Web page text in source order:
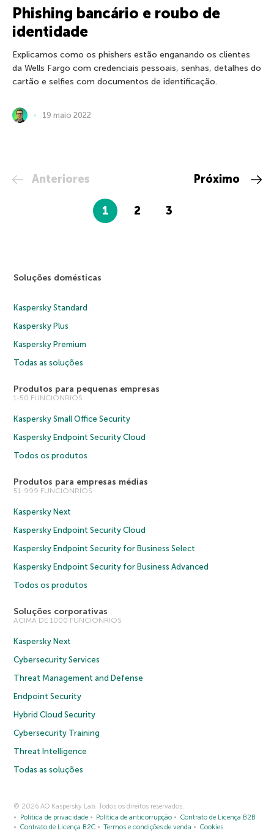
Phishing bancário e roubo de
identidade
Explicamos como os phishers estão enganando os clientes
da Wells Fargo com credenciais pessoais, senhas, detalhes do
cartão e selfies com documentos de identificação.
19 maio 2022
Anteriores
1 2 3
Próximo
Soluções domésticas
Kaspersky Standard
Kaspersky Plus
Kaspersky Premium
Todas as soluções
Produtos para pequenas empresas
1-50 FUNCIONRIOS
Kaspersky Small Office Security
Kaspersky Endpoint Security Cloud
Todos os produtos
Produtos para empresas médias
51-999 FUNCIONRIOS
Kaspersky Next
Kaspersky Endpoint Security Cloud
Kaspersky Endpoint Security for Business Select
Kaspersky Endpoint Security for Business Advanced
Todos os produtos
Soluções corporativas
ACIMA DE 1000 FUNCIONRIOS
Kaspersky Next
Cybersecurity Services
Threat Management and Defense
Endpoint Security
Hybrid Cloud Security
Cybersecurity Training
Threat Intelligence
Todas as soluções
© 2026 AO Kaspersky Lab. Todos os direitos reservados.
Política de privacidade
Política de anticorrupção
Contrato de Licença B2B
Contrato de Licença B2C
Termos e condições de venda Cookies